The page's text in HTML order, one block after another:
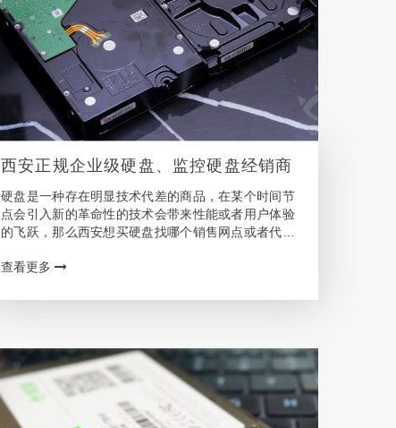
西安正规企业级硬盘、监控硬盘经销商
硬盘是一种存在明显技术代差的商品，在某个时间节
点会引入新的革命性的技术会带来性能或者用户体验
的飞跃，那么西安想买硬盘找哪个销售网点或者代理
硬盘的MTBF(Mean Time Between …
查看更多